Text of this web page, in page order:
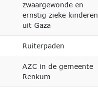
zwaargewonde en
ernstig zieke kinderen
uit Gaza
Ruiterpaden
AZC in de gemeente
Renkum